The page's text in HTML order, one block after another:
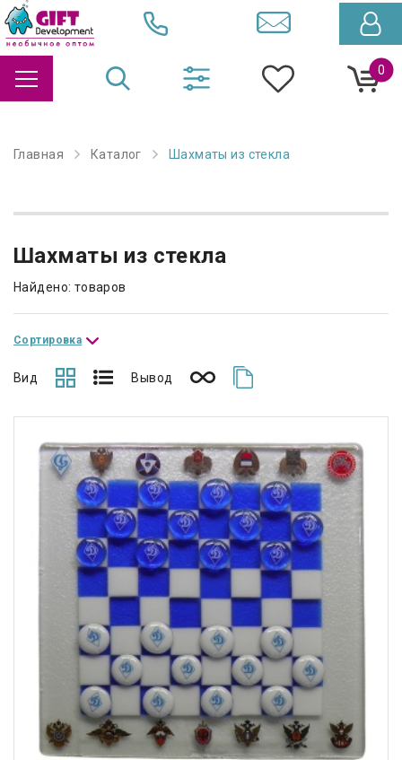
0
Главная Каталог Шахматы из стекла
Шахматы из стекла
Найдено: товаров
Сортировка
Вид Вывод